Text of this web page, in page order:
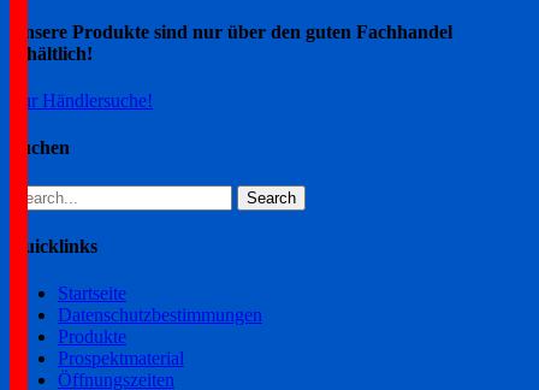
Unsere Produkte sind nur über den guten Fachhandel
erhältlich!
Zur Händlersuche!
Suchen
Search
for:
Quicklinks
Startseite
Datenschutzbestimmungen
Produkte
Prospektmaterial
Öffnungszeiten